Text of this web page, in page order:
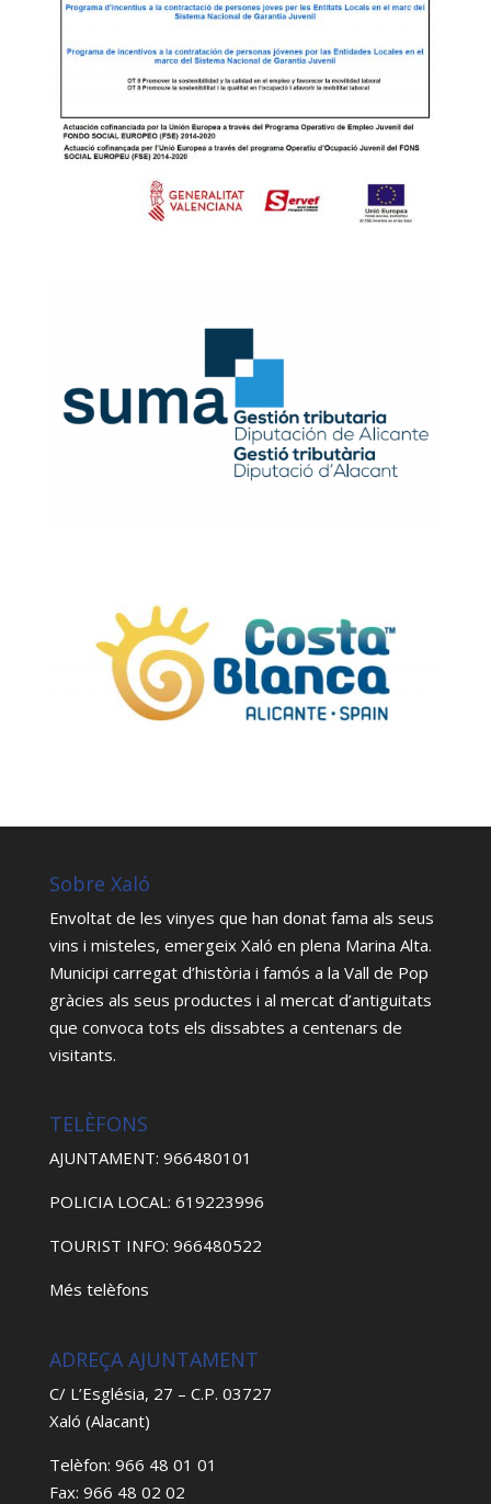
Sobre Xaló
Envoltat de les vinyes que han donat fama als seus
vins i misteles, emergeix Xaló en plena Marina Alta.
Municipi carregat d’història i famós a la Vall de Pop
gràcies als seus productes i al mercat d’antiguitats
que convoca tots els dissabtes a centenars de
visitants.
TELÈFONS
AJUNTAMENT: 966480101
POLICIA LOCAL: 619223996
TOURIST INFO: 966480522
Més telèfons
ADREÇA AJUNTAMENT
C/ L’Església, 27 – C.P. 03727
Xaló (Alacant)
Telèfon: 966 48 01 01
Fax: 966 48 02 02